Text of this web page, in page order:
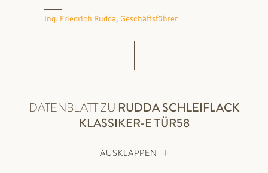
Ing. Friedrich Rudda, Geschäftsführer
DATENBLATT ZU RUDDASCHLEIFLACK
KLASSIKER-E TÜR58
AUSKLAPPEN